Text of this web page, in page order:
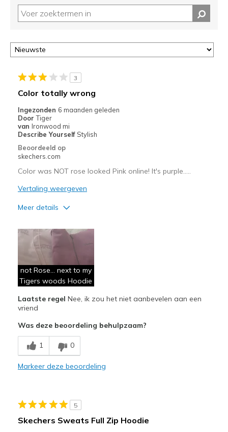
3
Color totally wrong
Ingezonden 6 maanden geleden
Door Tiger
van Ironwood mi
Describe Yourself Stylish
Beoordeeld op
skechers.com
Color was NOT rose looked Pink online! It's purple…..
Vertaling weergeven
Meer details
Comfortable
Needs to be longer
Minpunten
I ordered Rose it's lavender or purple
Casual Wear
Width
Sizing
Feels true to size
not Rose… next to my
Tigers woods Hoodie
Laatste regel Nee, ik zou het niet aanbevelen aan een
vriend
Was deze beoordeling behulpzaam?
1 0
Markeer deze beoordeling
5
Skechers Sweats Full Zip Hoodie